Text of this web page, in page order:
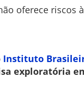
oferece riscos
Instituto
exploratória